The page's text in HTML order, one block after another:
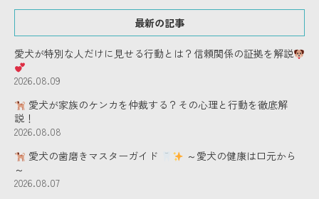
最新の記事
愛犬が特別な人だけに見せる行動とは？信頼関係の証拠を解説
2026.08.09
愛犬が家族のケンカを仲裁する？その心理と行動を徹底解
説！
2026.08.08
愛犬の歯磨きマスターガイド
～愛犬の健康は口元から
～
2026.08.07